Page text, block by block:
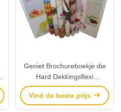
Geniet Brochureboekje die
Hard Dekkingsflexi
Verbindend Bindend
Levendig Beeld drukken
Vind de beste prijs